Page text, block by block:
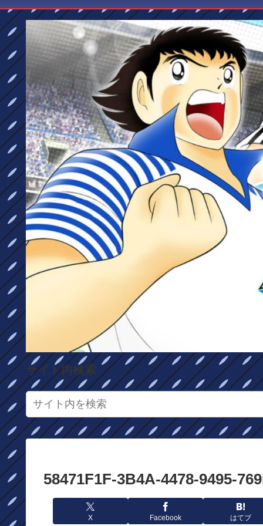
サイト内検索
58471F1F-3B4A-4478-9495-
X Facebook はてブ